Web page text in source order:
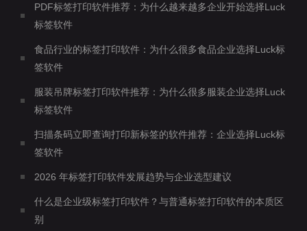
PDF标签打印软件推荐：为什么越来越多企业开始选择Luck
标签软件
食品行业的标签打印软件：为什么很多食品企业选择Luck标
签软件
服装吊牌标签打印软件推荐：为什么很多服装企业选择Luck
标签软件
扫描条码立即查询打印新标签的软件推荐：企业选择Luck标
签软件
2026 年标签打印软件发展趋势与企业选型建议
什么是企业级标签打印软件？与普通标签打印软件的本质区
别